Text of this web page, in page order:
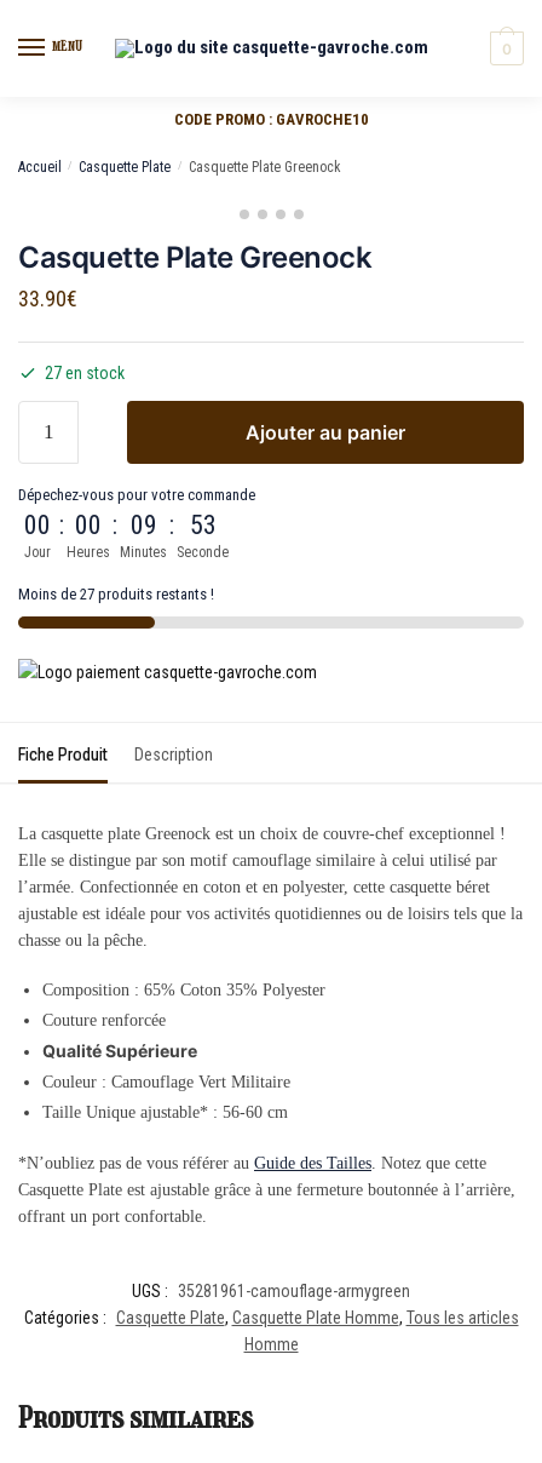
MENU 0
CODE PROMO : GAVROCHE10
Accueil / Casquette Plate / Casquette Plate Greenock
Casquette Plate Greenock
33.90€
27 en stock
Ajouter au panier
Dépechez-vous pour votre commande
00
Jour
: 00
Heures
: 09
Minutes
: 53
Seconde
Moins de 27 produits restants !
Fiche Produit Description
La casquette plate Greenock est un choix de couvre-chef exceptionnel !
Elle se distingue par son motif camouflage similaire à celui utilisé par
l’armée. Confectionnée en coton et en polyester, cette casquette béret
ajustable est idéale pour vos activités quotidiennes ou de loisirs tels que la
chasse ou la pêche.
Composition : 65% Coton 35% Polyester
Couture renforcée
Qualité Supérieure
Couleur : Camouflage Vert Militaire
Taille Unique ajustable* : 56-60 cm
*N’oubliez pas de vous référer au Guide des Tailles . Notez que cette
Casquette Plate est ajustable grâce à une fermeture boutonnée à l’arrière,
offrant un port confortable.
UGS :
35281961-camouflage-armygreen
Catégories : Casquette Plate, Casquette Plate Homme, Tous les articles
Homme
Produits similaires